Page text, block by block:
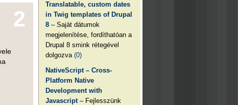
2
Translatable, custom dates
in Twig templates of Drupal
8 – Saját dátumok
megjelenítése, fordíthatóan a
Drupal 8 smink rétegével
dolgozva(0)
NativeScript – Cross-
Platform Native
Development with
Javascript – Fejlesszünk